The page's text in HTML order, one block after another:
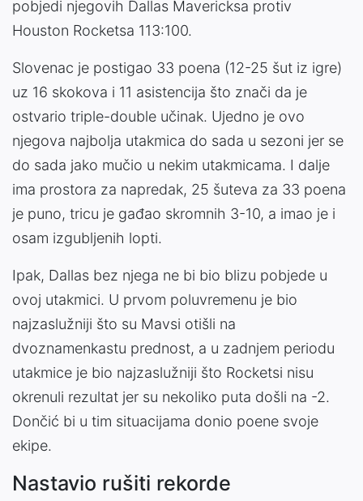
pobjedi njegovih Dallas Mavericksa protiv
Houston Rocketsa 113:100.
Slovenac je postigao 33 poena (12-25 šut iz igre)
uz 16 skokova i 11 asistencija što znači da je
ostvario triple-double učinak. Ujedno je ovo
njegova najbolja utakmica do sada u sezoni jer se
do sada jako mučio u nekim utakmicama. I dalje
ima prostora za napredak, 25 šuteva za 33 poena
je puno, tricu je gađao skromnih 3-10, a imao je i
osam izgubljenih lopti.
Ipak, Dallas bez njega ne bi bio blizu pobjede u
ovoj utakmici. U prvom poluvremenu je bio
najzaslužniji što su Mavsi otišli na
dvoznamenkastu prednost, a u zadnjem periodu
utakmice je bio najzaslužniji što Rocketsi nisu
okrenuli rezultat jer su nekoliko puta došli na -2.
Dončić bi u tim situacijama donio poene svoje
ekipe.
Nastavio rušiti rekorde